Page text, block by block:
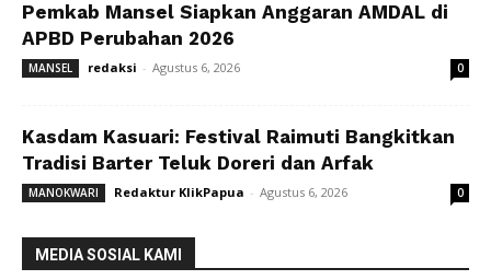
Pemkab Mansel Siapkan Anggaran AMDAL di
APBD Perubahan 2026
MANSEL redaksi - Agustus 6, 2026 0
Kasdam Kasuari: Festival Raimuti Bangkitkan
Tradisi Barter Teluk Doreri dan Arfak
MANOKWARI Redaktur KlikPapua - Agustus 6, 2026 0
MEDIA SOSIAL KAMI